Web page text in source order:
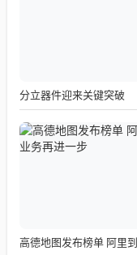
分立器件迎来关键突破